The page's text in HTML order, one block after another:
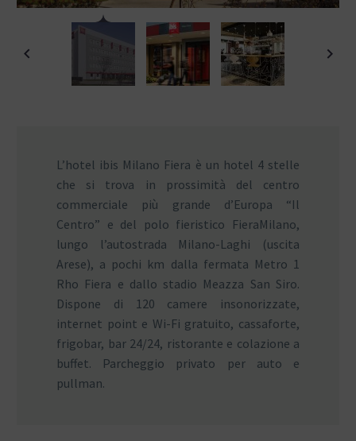
L’hotel ibis Milano Fiera è un hotel 4 stelle
che si trova in prossimità del centro
commerciale più grande d’Europa “Il
Centro” e del polo fieristico FieraMilano,
lungo l’autostrada Milano-Laghi (uscita
Arese), a pochi km dalla fermata Metro 1
Rho Fiera e dallo stadio Meazza San Siro.
Dispone di 120 camere insonorizzate,
internet point e Wi-Fi gratuito, cassaforte,
frigobar, bar 24/24, ristorante e colazione a
buffet. Parcheggio privato per auto e
pullman.